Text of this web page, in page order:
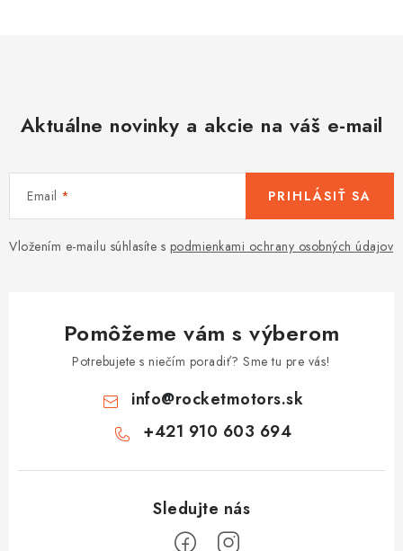
Aktuálne novinky a akcie na váš e-mail
Email
Vložením e-mailu súhlasíte s podmienkami ochrany osobných údajov
PRIHLÁSIŤ SA
Pomôžeme vám s výberom
Potrebujete s niečím poradiť? Sme tu pre vás!
info@rocketmotors.sk
+421 910 603 694